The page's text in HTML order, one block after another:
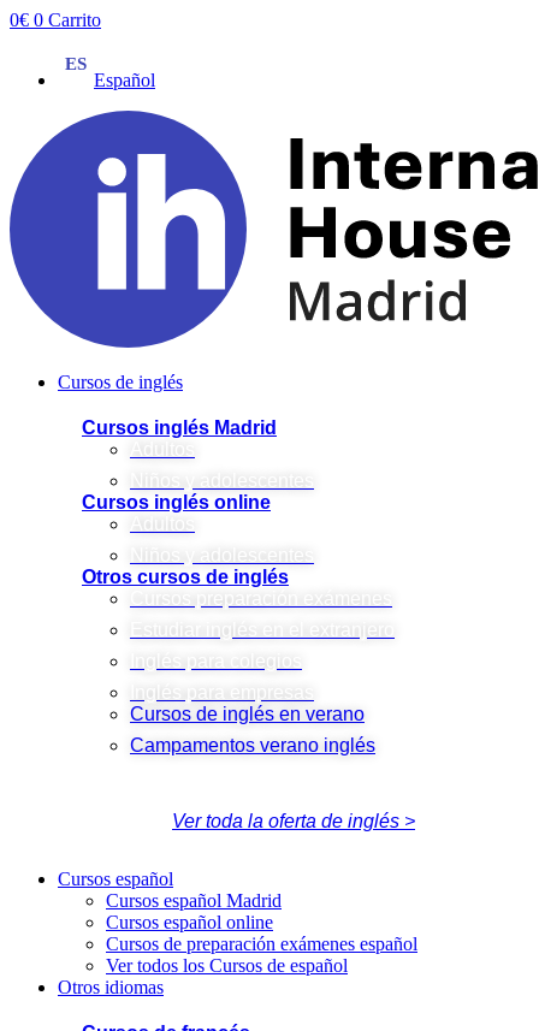
Ir
contenido
0€ 0 Carrito
Español
Cursos de inglés
Cursos inglés Madrid
Adultos
Niños y adolescentes
Cursos inglés online
Adultos
Niños y adolescentes
Otros cursos de inglés
Cursos preparación exámenes
Estudiar inglés en el extranjero
Inglés para colegios
Inglés para empresas
Cursos de inglés en verano
Campamentos verano inglés
Ver toda la oferta de inglés >
Cursos español
Cursos español Madrid
Cursos español online
Cursos de preparación exámenes español
Ver todos los Cursos de español
Otros idiomas